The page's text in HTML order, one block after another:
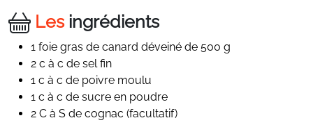
Lesingrédients
1 foie gras de canard déveiné de 500 g
2 c à c de sel fin
1 c à c de poivre moulu
1 c à c de sucre en poudre
2 C à S de cognac (facultatif)